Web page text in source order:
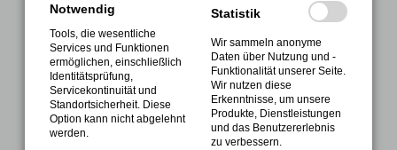
Verein
Sport
Gesundheitssport
Sportabzeichen
Notwendig
Tools, die wesentliche
Services und Funktionen
ermöglichen, einschließlich
Identitätsprüfung,
Servicekontinuität und
Standortsicherheit. Diese
Option kann nicht abgelehnt
werden.
Statistik
Wir sammeln anonyme
Daten über Nutzung und -
Funktionalität unserer Seite.
Wir nutzen diese
Erkenntnisse, um unsere
Produkte, Dienstleistungen
und das Benutzererlebnis
zu verbessern.